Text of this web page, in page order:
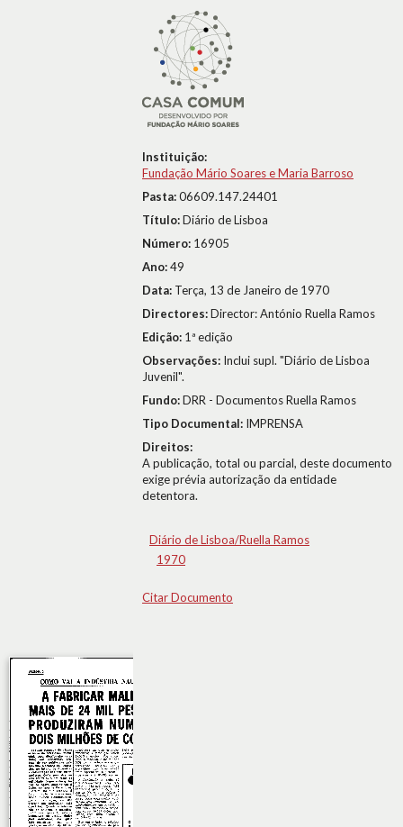
Instituição:
Fundação Mário Soares e Maria Barroso
Pasta:06609.147.24401
Título:Diário de Lisboa
Número: 16905
Ano:49
Data: Terça, 13 de Janeiro de 1970
Directores:Director: António Ruella Ramos
Edição: 1ª edição
Observações: Inclui supl. "Diário de Lisboa
Juvenil".
Fundo:DRR - Documentos Ruella Ramos
Tipo Documental: IMPRENSA
Direitos:
A publicação, total ou parcial, deste documento
exige prévia autorização da entidade
detentora.
Diário de Lisboa/Ruella Ramos
1970
Citar Documento